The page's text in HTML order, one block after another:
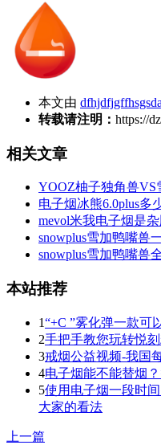
本文由
转载请注明： https://
相关文章
YOOZ柚子独角兽VS
电子烟冰熊6.0plus多
mevol米我电子烟是杂
snowplus雪加鸭嘴兽
snowplus雪加鸭嘴兽
本站推荐
1“+C ”雾化弹一款可
2手把手教您玩转悦
3戒烟公益视频-我国
4电子烟能不能替烟
5使用电子烟一段时
大家的看法
上一篇